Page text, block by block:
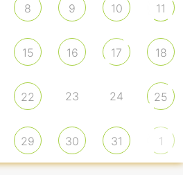
8 9 10 11
15 16 17 18
22 23 24 25
29 30 31 1